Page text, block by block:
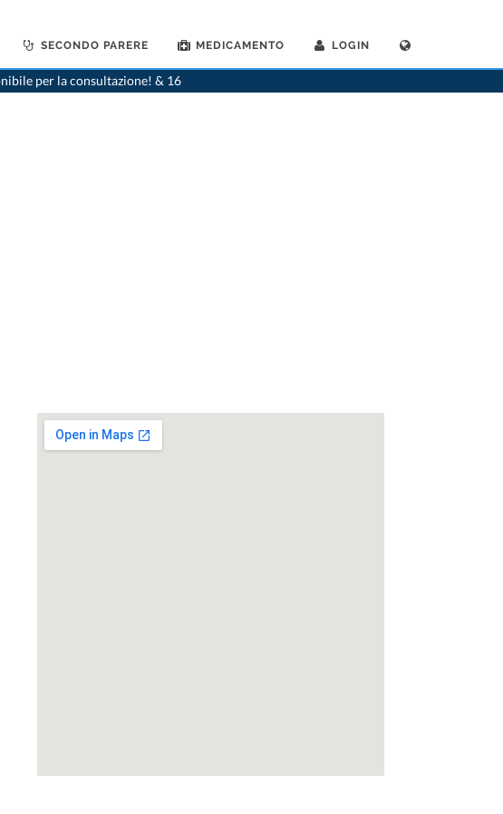
SECONDO PARERE MEDICAMENTO LOGIN
per la consultazione! & 16
>Dentista>Goldach>Dr. David Schmid-Reuss>Appuntamento con Dr. David Schmid-Reuss